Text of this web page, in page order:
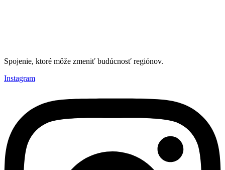
Spojenie, ktoré môže zmeniť budúcnosť regiónov.
Instagram